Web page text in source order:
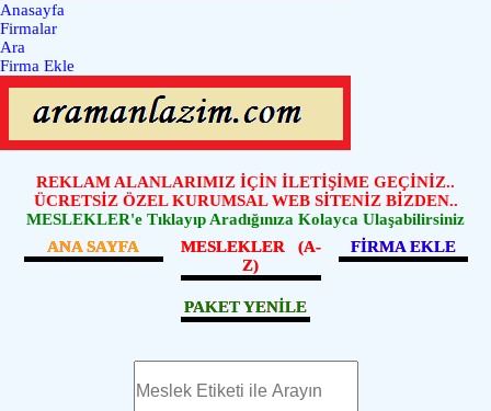
Anasayfa
Firmalar
Ara
Firma Ekle
REKLAM ALANLARIMIZ İÇİN İLETİŞİME GEÇİNİZ..
ÜCRETSİZ ÖZEL KURUMSAL WEB SİTENİZ BİZDEN..
MESLEKLER'e Tıklayıp Aradığınıza Kolayca Ulaşabilirsiniz
ANA SAYFA
MESLEKLER (A-
Z)
FİRMA EKLE
PAKET YENİLE